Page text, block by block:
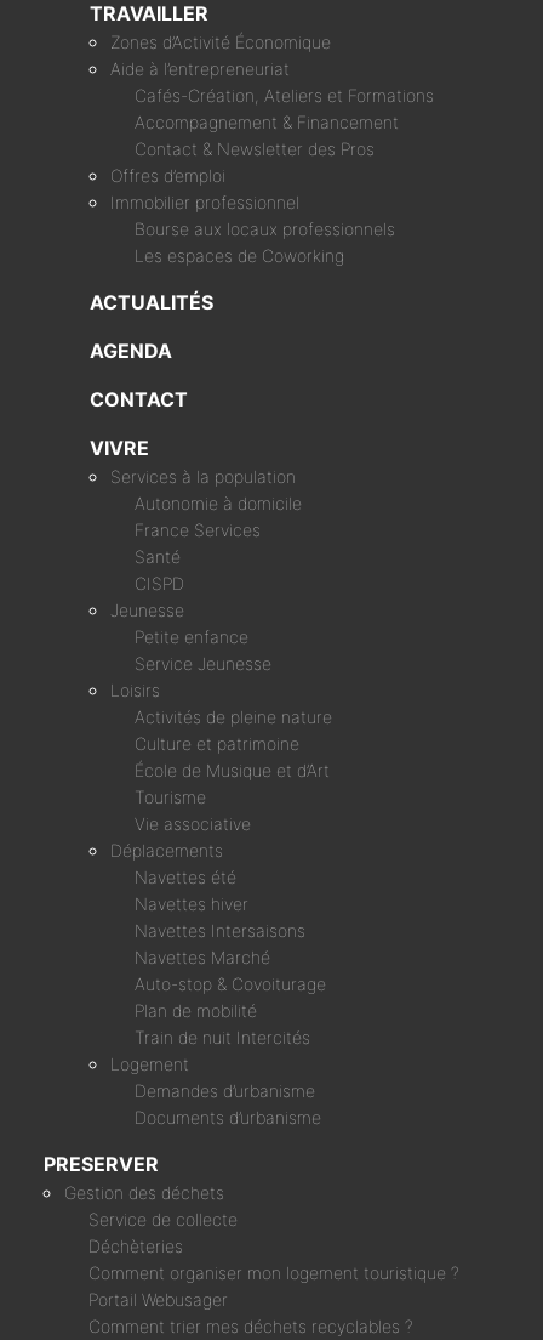
TRAVAILLER
Zones d’Activité Économique
Aide à l’entrepreneuriat
Cafés-Création, Ateliers et Formations
Accompagnement & Financement
Contact & Newsletter des Pros
Offres d’emploi
Immobilier professionnel
Bourse aux locaux professionnels
Les espaces de Coworking
ACTUALITÉS
AGENDA
CONTACT
VIVRE
Services à la population
Autonomie à domicile
France Services
Santé
CISPD
Jeunesse
Petite enfance
Service Jeunesse
Loisirs
Activités de pleine nature
Culture et patrimoine
École de Musique et d’Art
Tourisme
Vie associative
Déplacements
Navettes été
Navettes hiver
Navettes Intersaisons
Navettes Marché
Auto-stop & Covoiturage
Plan de mobilité
Train de nuit Intercités
Logement
Demandes d’urbanisme
Documents d’urbanisme
PRESERVER
Gestion des déchets
Service de collecte
Déchèteries
Comment organiser mon logement touristique ?
Portail Webusager
Comment trier mes déchets recyclables ?